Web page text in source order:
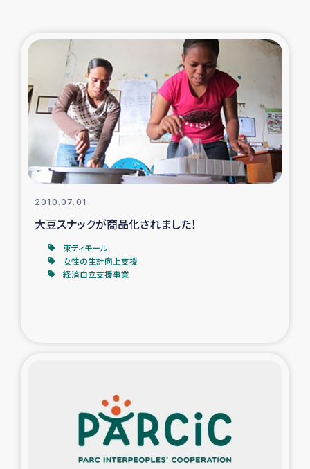
東ティモール豪雨緊急支援
大雨による洪水被災者支援
カカオ生産者支援事業
シリア国内避難民・帰還民の生活再建支援
トルコにおけるシリア難民支援事業
インドネシア中部 スラウェシの地震・津波被災者支援
スリランカ ムライティブ県帰還民の生活再建支援
スリランカの南北女性をつなぐサリー・リサイクル・プロ
ジェクト
復興支援事業
2010.07.01
大豆スナックが商品化されました！
東ティモール
女性の生計向上支援
経済自立支援事業